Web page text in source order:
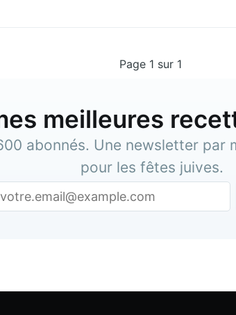
Page 1 sur 1
meilleures
abonnés. Une newsletter
pour les fêtes juives.